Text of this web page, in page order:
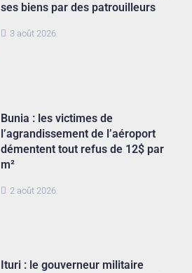
3 août 2026
ses biens par des patrouilleurs
2 août 2026
Bunia : les victimes de
l’agrandissement de l’aéroport
démentent tout refus de 12$ par
m²
Ituri : le gouverneur militaire